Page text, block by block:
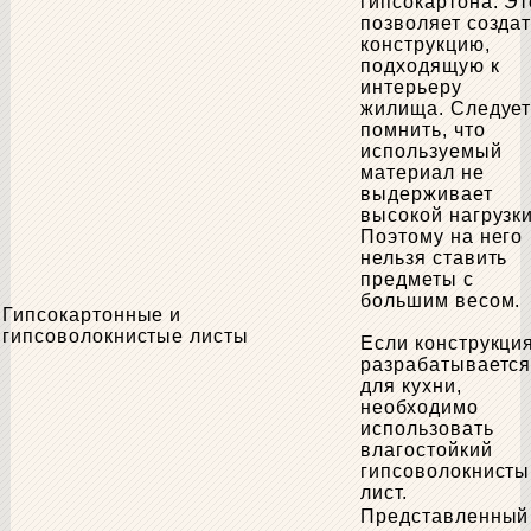
Гипсокартонные и
гипсоволокнистые листы
позволяет
конструкцию,
подходящую к
интерьеру
жилища. Следует
помнить, что
используемый
материал не
выдерживает
высокой
Поэтому на него
нельзя ставить
предметы с
большим весом.
Если
разрабатывается
для кухни,
необходимо
использовать
влагостойкий
лист.
Представленный